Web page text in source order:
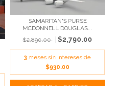
SAMARITAN'S PURSE
MCDONNELL DOUGLAS...
$2,890.00
$2,790.00
3 meses sin intereses de
$930.00